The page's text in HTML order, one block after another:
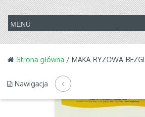
Strona główna / MAKA-RYZOWA-
Nawigacja